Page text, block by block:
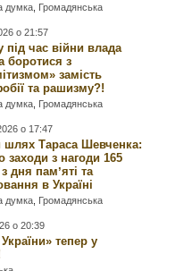
думка Громадянська
о 21:57
під час війни влада
боротися з
замість
та рашизму?!
думка Громадянська
о 17:47
шлях Тараса Шевченка:
заходи з нагоди 165
дня памʼяті та
в Україні
думка Громадянська
о 20:39
тепер у